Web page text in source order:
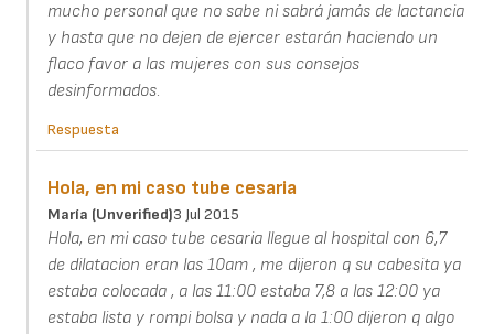
mucho personal que no sabe ni sabrá jamás de lactancia
y hasta que no dejen de ejercer estarán haciendo un
flaco favor a las mujeres con sus consejos
desinformados.
Respuesta
Hola, en mi caso tube cesaria
María (unverified)3 Jul 2015
Hola, en mi caso tube cesaria llegue al hospital con 6,7
de dilatacion eran las 10am , me dijeron q su cabesita ya
estaba colocada , a las 11:00 estaba 7,8 a las 12:00 ya
estaba lista y rompi bolsa y nada a la 1:00 dijeron q algo